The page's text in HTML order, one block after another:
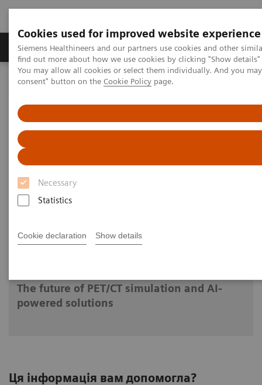
Cookies used for improved website experience
Siemens Healthineers and our partners use cookies and other
find out more about how we use cookies by clicking "Show
You may allow all cookies or select them individually. And you
consent" button on the Cookie Policy page.
Necessary
Statistics
Cookie declaration Show details
Продукція та сервіси Клінічні галузі
Домашня
Медична візуалізація
Molecular Imaging Clinical Corner
Scientific Presentations
The future of PET/CT simulation and AI-powered solutions
The future of PET/CT simulation
and AI-powered solutions
SNMMI 2020 - Symposium
The future of PET/CT simulation and AI-
powered solutions
Ця інформація вам допомогла?